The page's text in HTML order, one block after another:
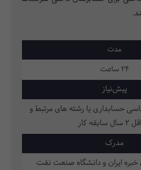
مدت
24 ساعت
پیش‌نیاز
حسابداری یا رشته های مرتبط و
کار
مدرک
خبره ایران و دانشگاه صنعت نفت